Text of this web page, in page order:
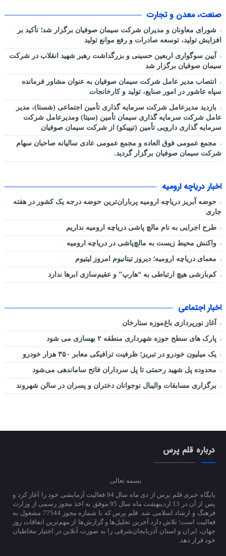
صنعت، معدن و تجارت
شورای معاونان و مدیران شرکت سیمان صوفیان برگزار شد؛ تأکید بر
افزایش تولید، توسعه صادرات و رفع موانع تولید
آیین سوگواری اربعین حسینی و بزرگداشت رهبر شهید انقلاب در شرکت
سیمان صوفیان برگزار شد
انتصاب مدیر عامل شرکت سیمان صوفیان به عنوان مشاور فرمانده
سپاه عاشور در امور صنایع، تولید و کارخانجات
بازدید مدیرعامل شرکت سرمایه گذاری تأمین اجتماعی (شستا)، مدیر
عامل شرکت سرمایه گذاری سیمان تأمین (سیتا) ومدیرعامل شرکت
سرمایه گذاری دارویی تأمین (تیپیکو) از شرکت سیمان صوفیان
مجمع عمومی فوق العاده و مجمع عمومی عادی سالیانه صاحبان سهام
شرکت سیمان صوفیان برگزار گردید.
اخبار دریاچه ارومیه
حوضه آبریز دریاچه ارومیه پرباران‌ترین حوضه‌ درجه یک کشور در هفته
جاری
طرح اجرایی به نام مالچ پاشی دریاچه ارومیه نداریم
واکنش محیط زیست به مالچ‌پاشی در دریاچه ارومیه
معمای دریاچه ارومیه؛ دیروز تیتانیوم امروز لیتیوم
کم‌بارشی هیچ ارتباطی به “هارپ” و عقیم‌سازی ابرها ندارد
اخبار اجتماعی
آغاز نورپردازی باغ‌موزه ستارخان
پارک های سطح حوزه شهرداری منطقه ۲ بهسازی می شود
یک میلیون خودرو در تبریز؛ ظرفیت ترافیکی معابر ۳۵۰ هزار خودرو
محدوده پل شهید رحمتی تا پل سرداران فاتح ساماندهی می‌شود
برگزاری مسابقات والیبال نوجوانان دختران و پسران در سالن شهروند
درباره قلم پرس
بسمه تعالی
پایگاه خبری قلم پرس از دی ماه سال 94 فعالیت آزمایشی خود را آغاز کرد و
پس از آن در 13 اردیبهشت ماه سال 95 موفق به اخذ مجوز رسمی از وزارت
فرهنگ و ارشاد اسلامی شد. قلم پرس که با شماره مجوز 77544 مشغول به
فعالیت است؛ تلاش دارد آخرین تحلیل‌ها و گزارش‌ها از مهم‌ترین اتفاقات روز
جهان، ایران و استان آذربایجان‌شرقی را به صورت آنلاین در اختیار مخاطبان
خود قرار دهد.